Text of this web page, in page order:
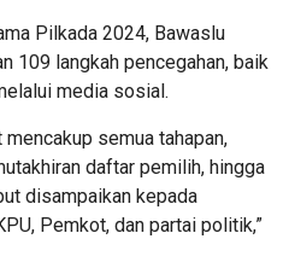
Pilkada 2024, Bawaslu
109 langkah pencegahan, baik
media sosial.
semua tahapan,
daftar pemilih, hingga
disampaikan kepada
Pemkot, dan partai politik,”